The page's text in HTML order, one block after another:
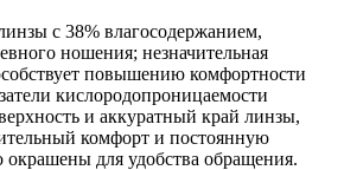
с 38% влагосодержанием,
ношения; незначительная
повышению комфортности
кислородопроницаемости
и аккуратный край линзы,
комфорт и постоянную
окрашены для удобства обращения.